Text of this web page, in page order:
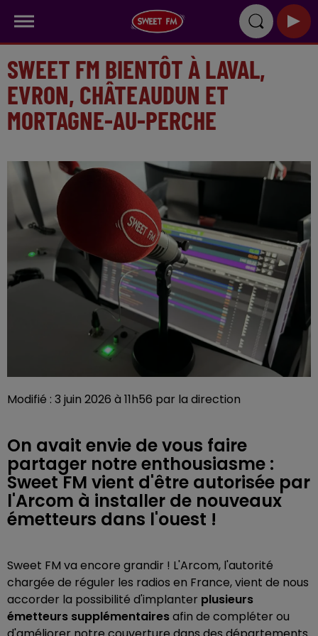
SWEET FM BIENTÔT À LAVAL,
EVRON, CHÂTEAUDUN ET
MORTAGNE-AU-PERCHE
Modifié : 3 juin 2026 à 11h56 par la direction
On avait envie de vous faire
partager notre enthousiasme :
Sweet FM vient d'être autorisée par
l'Arcom à installer de nouveaux
émetteurs dans l'ouest !
Sweet FM va encore grandir ! L'Arcom, l'autorité
chargée de réguler les radios en France, vient de nous
accorder la possibilité d'implanter plusieurs
émetteurs supplémentairesafin de compléter ou